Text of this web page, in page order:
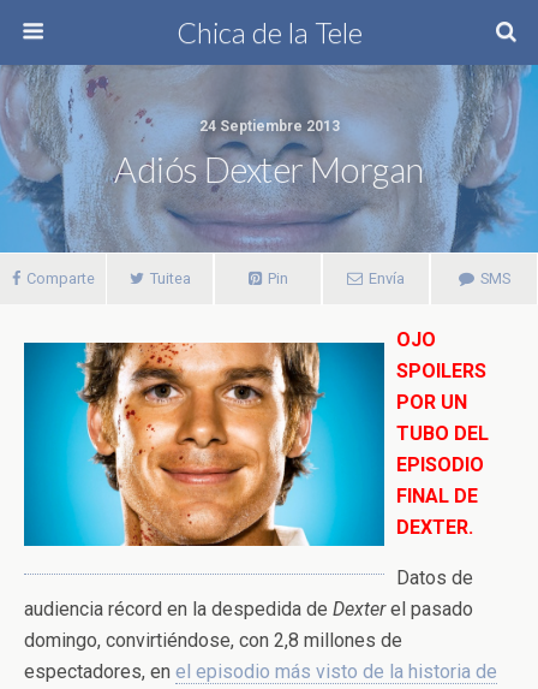
Chica de la Tele
24 Septiembre 2013
Adiós Dexter Morgan
Comparte Tuitea Pin Envía SMS
OJO
SPOILERS
POR UN
TUBO DEL
EPISODIO
FINAL DE
DEXTER.
Datos de
audiencia récord en la despedida de Dexterel pasado
domingo, convirtiéndose, con 2,8 millones de
espectadores, en el episodio más visto de la historia de